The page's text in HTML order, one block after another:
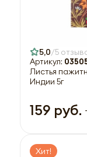
5,0 5
Артикул:
Листья
Индии 5г
159 руб. -
Хит!